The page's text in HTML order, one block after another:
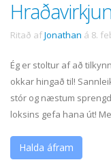
Ritað afJonathan á 8.
Ég er stoltur af að
okkar hingað til!
stór og næstum
loksins gefa hana út!
Halda áfram